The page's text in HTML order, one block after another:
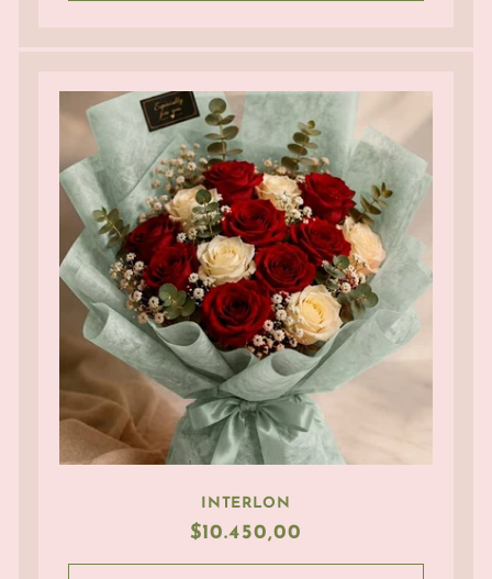
INTERLON
Precio
habitual
$10.450,00